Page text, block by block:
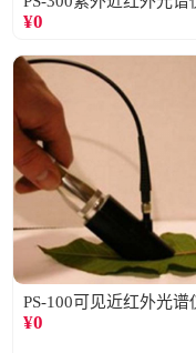
¥0
PS-100可见近红外光谱
¥0